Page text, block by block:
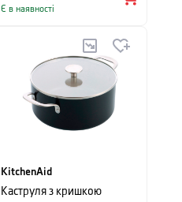
Є в наявності
KitchenAid
Каструля з кришкою